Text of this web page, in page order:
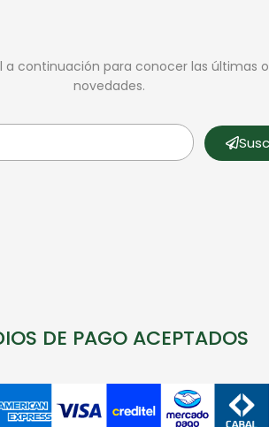
a continuación para conocer las últimas
novedades.
DE PAGO ACEPTADOS